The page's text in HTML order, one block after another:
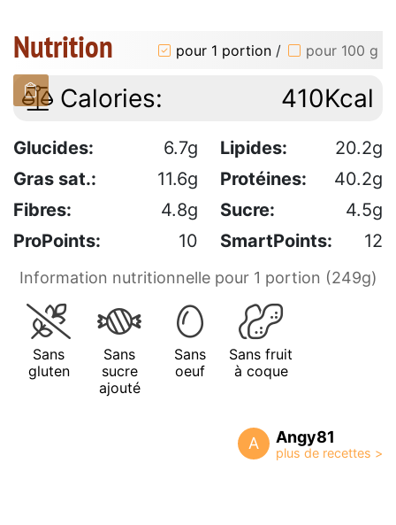
Nutrition pour 1 portion / pour 100 g
Calories: 410Kcal
Glucides: 6.7g Lipides:
20.2g
Gras sat.:
11.6g Protéines:
40.2g
Fibres:
4.8g Sucre:
4.5g
ProPoints:
10 SmartPoints: 12
Information nutritionnelle pour 1 portion (249g)
Sans
gluten
Sans
sucre
ajouté
Sans
oeuf
Sans fruit
à coque
A Angy81